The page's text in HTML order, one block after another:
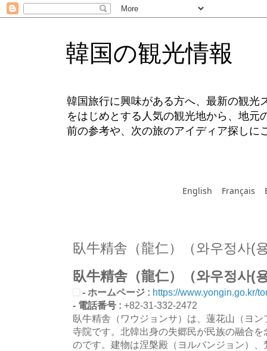
韓国の観光情報
韓国旅行に興味がある方へ、最新の観光
をはじめとする人気の観光地から、地
前の参考や、次の旅のアイディア探しに
English Français
臥牛精舎（龍仁）（와우정사(
臥牛精舎（龍仁）（와우정사(
- ホームページ : https://www.yongin.go.kr/
- 電話番号 : +82-31-332-2472
臥牛精舎（ワウジョンサ）は、蓮花山（ヨ
寺院です。北韓出身の失郷民が民族の融合
のです。建物は涅槃殿（ヨルバンジョン）